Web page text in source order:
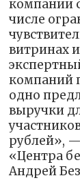
компании
числе
витринах
компаний
одно
выручки
рублей», —
«Центра
Андрей